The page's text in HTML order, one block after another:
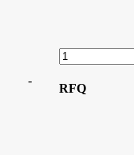
-
RFQ